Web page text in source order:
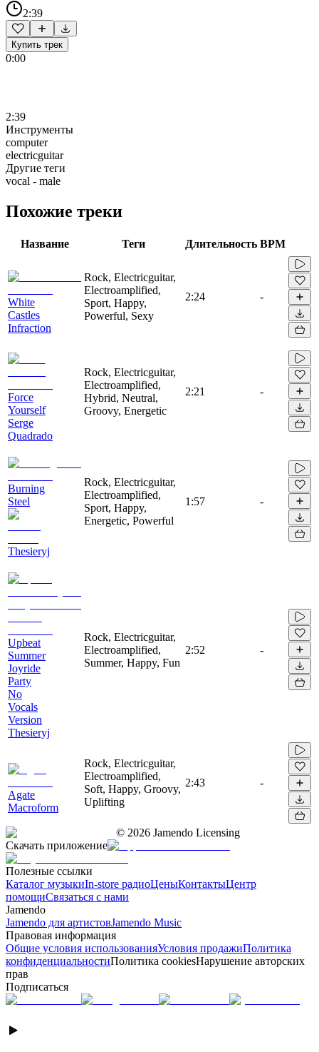
2:39
Купить трек
0:00
2:39
Инструменты
computer
electricguitar
Другие теги
vocal - male
Похожие треки
Название Теги Длительность BPM
White
Castles
Infraction
Rock, Electricguitar,
Electroamplified,
Sport, Happy,
Powerful, Sexy
2:24 -
Force
Yourself
Serge
Quadrado
Rock, Electricguitar,
Electroamplified,
Hybrid, Neutral,
Groovy, Energetic
2:21 -
Burning
Steel
Thesieryj
Rock, Electricguitar,
Electroamplified,
Sport, Happy,
Energetic, Powerful
1:57 -
Upbeat
Summer
Joyride
Party
No
Vocals
Version
Thesieryj
Rock, Electricguitar,
Electroamplified,
Summer, Happy, Fun
2:52 -
Agate
Macroform
Rock, Electricguitar,
Electroamplified,
Soft, Happy, Groovy,
Uplifting
2:43 -
© 2026 Jamendo Licensing
Скачать приложение
Полезные ссылки
Каталог музыкиIn-store радиоЦеныКонтактыЦентр
помощиСвязаться с нами
Jamendo
Jamendo для артистовJamendo Music
Правовая информация
Общие условия использованияУсловия продажиПолитика
конфиденциальностиПолитика cookiesНарушение авторских
прав
Подписаться